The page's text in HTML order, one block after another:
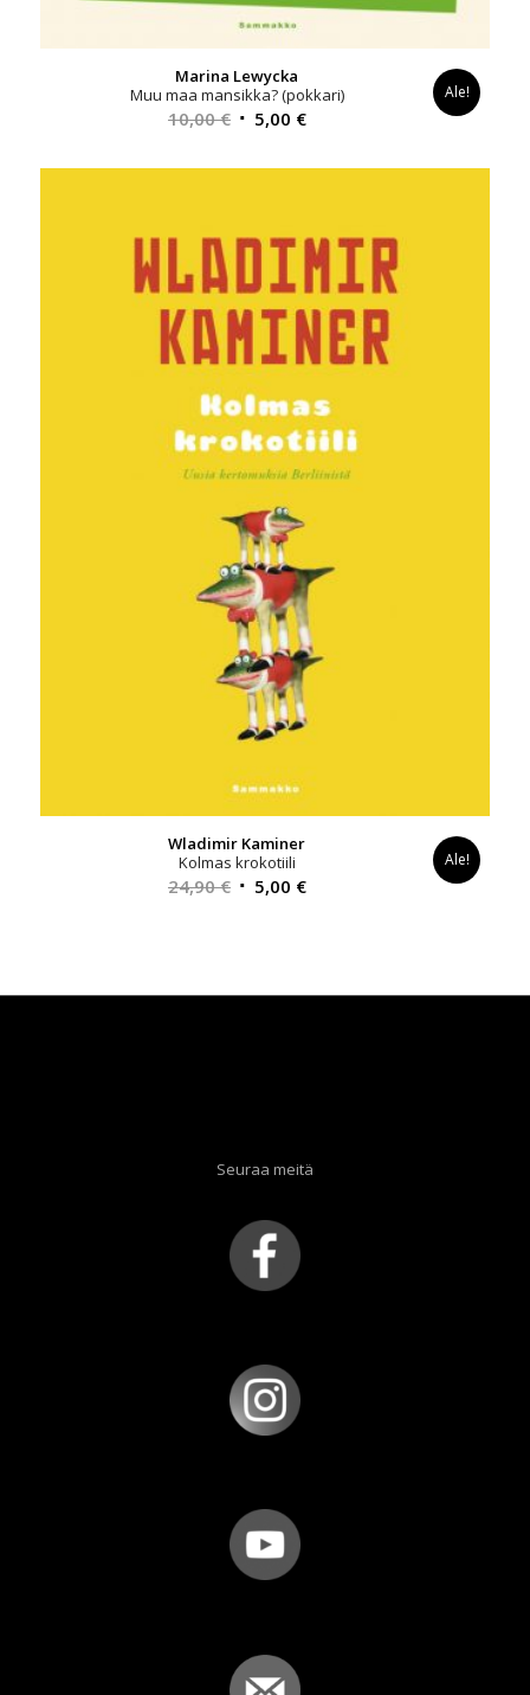
Marina Lewycka
Muu maa mansikka? (pokkari)
10,00€ Alkuperäinen
oli:
5,00 €Nykyinen
on:
Ale!
Wladimir Kaminer
Kolmas krokotiili
24,90€ Alkuperäinen
5,00 €Nykyinen
Ale!
Seuraa meitä